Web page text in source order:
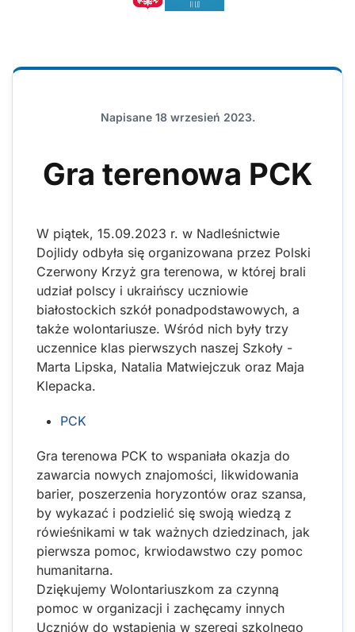
Napisane 18 wrzesień 2023.
Gra terenowa PCK
W piątek, 15.09.2023 r. w Nadleśnictwie
Dojlidy odbyła się organizowana przez Polski
Czerwony Krzyż gra terenowa, w której brali
udział polscy i ukraińscy uczniowie
białostockich szkół ponadpodstawowych, a
także wolontariusze. Wśród nich były trzy
uczennice klas pierwszych naszej Szkoły -
Marta Lipska, Natalia Matwiejczuk oraz Maja
Klepacka.
PCK
Gra terenowa PCK to wspaniała okazja do
zawarcia nowych znajomości, likwidowania
barier, poszerzenia horyzontów oraz szansa,
by wykazać i podzielić się swoją wiedzą z
rówieśnikami w tak ważnych dziedzinach, jak
pierwsza pomoc, krwiodawstwo czy pomoc
humanitarna.
Dziękujemy Wolontariuszkom za czynną
pomoc w organizacji i zachęcamy innych
Uczniów do wstąpienia w szeregi szkolnego